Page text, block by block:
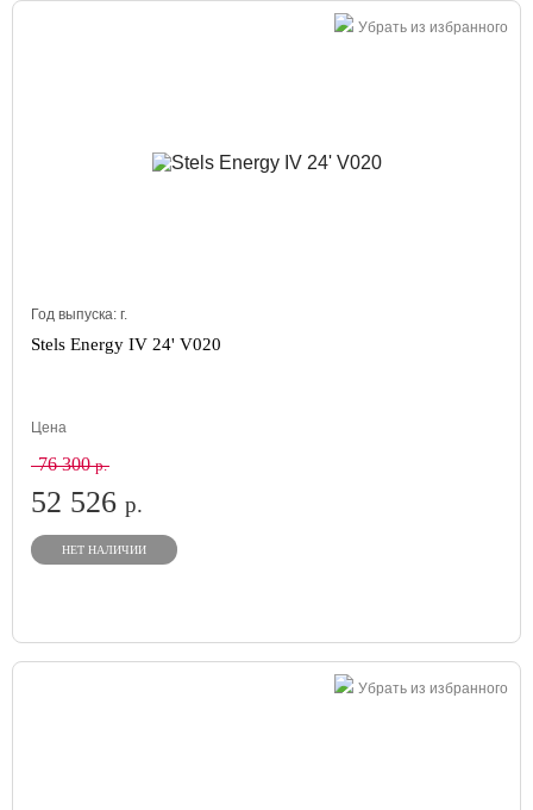
Убрать из избранного
Год выпуска: г.
Stels Energy IV 24' V020
Цена
76 300р.
52 526 р.
НЕТ НАЛИЧИИ
Убрать из избранного